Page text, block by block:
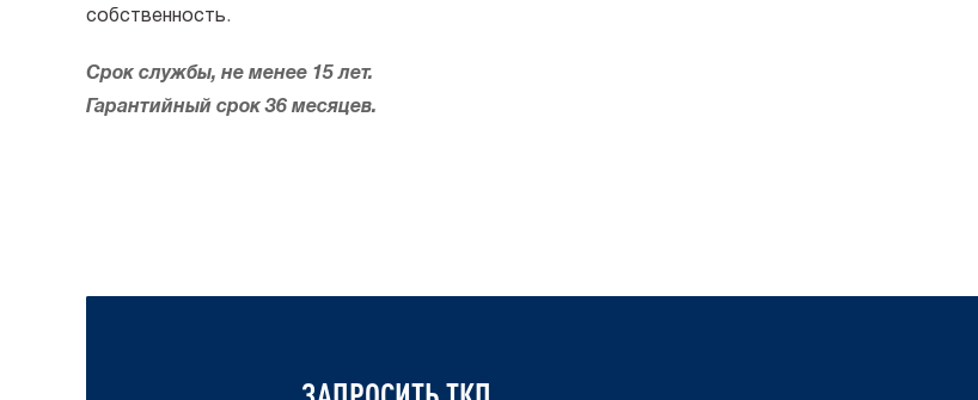
собственность.
Срок службы, не менее 15 лет.
Гарантийный срок 36 месяцев.